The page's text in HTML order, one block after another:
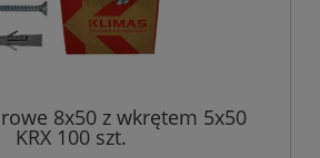
8x50 z wkrętem 5x50
KRX 100 szt.